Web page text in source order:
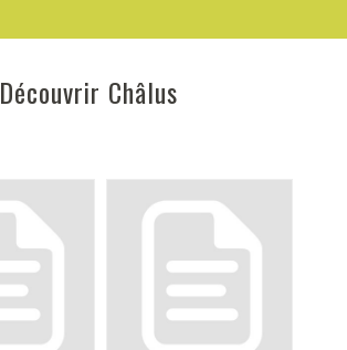
Découvrir Châlus